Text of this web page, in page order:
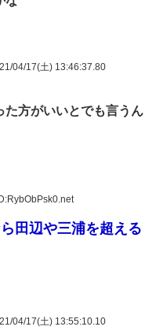
04/17(土) 13:46:37.80
た方がいいとでも言うん
田辺や三浦を超える
04/17(土) 13:55:10.10